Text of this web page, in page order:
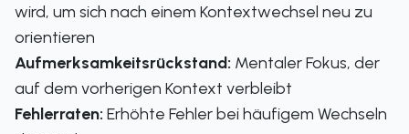
wird, um sich nach einem Kontextwechsel neu zu
orientieren
Aufmerksamkeitsrückstand: Mentaler Fokus, der
auf dem vorherigen Kontext verbleibt
Fehlerraten: Erhöhte Fehler bei häufigem Wechseln